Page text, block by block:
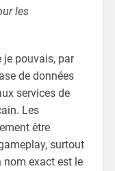
les
pouvais, par
de données
services de
Les
être
surtout
nom exact est le